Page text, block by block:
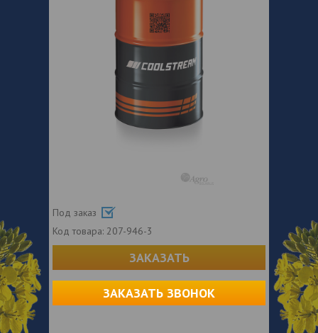
Под заказ
Код товара: 207-946-3
ЗАКАЗАТЬ
ЗАКАЗАТЬ ЗВОНОК